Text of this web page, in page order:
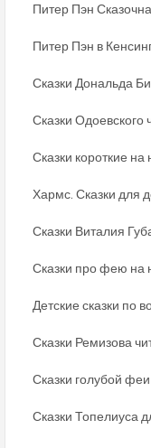
Питер Пэн
Питер Пэн в
Сказки Дональда
Сказки Одоевского
Сказки короткие на
Хармс. Сказки для
Сказки Виталия
Сказки про фею на
Детские сказки по
Сказки Ремизова
Сказки голубой
Сказки Топелиуса